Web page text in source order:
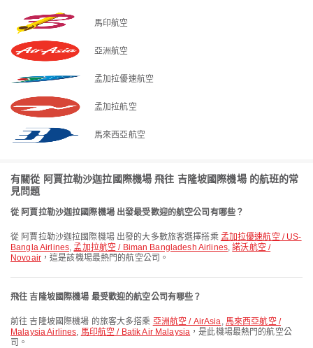
馬印航空
亞洲航空
孟加拉優速航空
孟加拉航空
馬來西亞航空
有關從 阿賈拉勒沙迦拉國際機場 飛往 吉隆坡國際機場 的航班的常
見問題
從 阿賈拉勒沙迦拉國際機場 出發最受歡迎的航空公司有哪些？
從 阿賈拉勒沙迦拉國際機場 出發的大多數旅客選擇搭乘 孟加拉優速航空 / US-
Bangla Airlines, 孟加拉航空 / Biman Bangladesh Airlines,諾沃航空 /
Novoair，這是該機場最熱門的航空公司。
飛往 吉隆坡國際機場 最受歡迎的航空公司有哪些？
前往 吉隆坡國際機場 的旅客大多搭乘 亞洲航空 / AirAsia, 馬來西亞航空 /
Malaysia Airlines, 馬印航空 / Batik Air Malaysia ，是此機場最熱門的航空公
司。